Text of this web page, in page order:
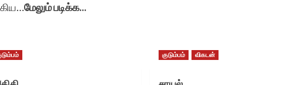
மேலும் படிக்க...
குடும்பம் விகடன்